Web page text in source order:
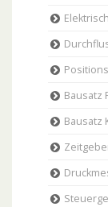
Bausatz
Bausatz